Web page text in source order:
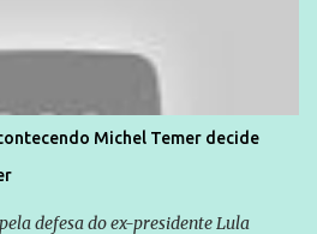
em situação de risco ou têm seus
Anistia Internacional cobra do Brasil
Terra Brasil
Michel Temer decide
defesa do ex-presidente Lula